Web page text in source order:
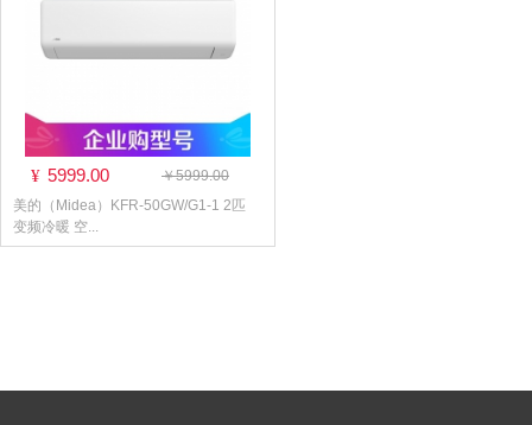
¥ 5999.00
￥5999.00
美的（Midea）KFR-50GW/G1-1 2匹
变频冷暖 空...